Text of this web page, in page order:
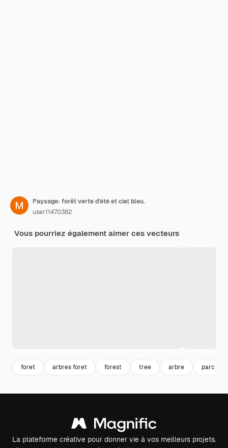
Paysage: forêt verte d'été et ciel bleu.
user11470382
Vous pourriez également aimer ces vecteurs
foret arbres foret forest tree arbre parc
La plateforme créative pour donner vie à vos meilleurs projets.